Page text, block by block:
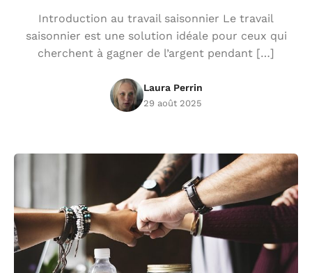
Introduction au travail saisonnier Le travail
saisonnier est une solution idéale pour ceux qui
cherchent à gagner de l’argent pendant […]
Laura Perrin
29 août 2025